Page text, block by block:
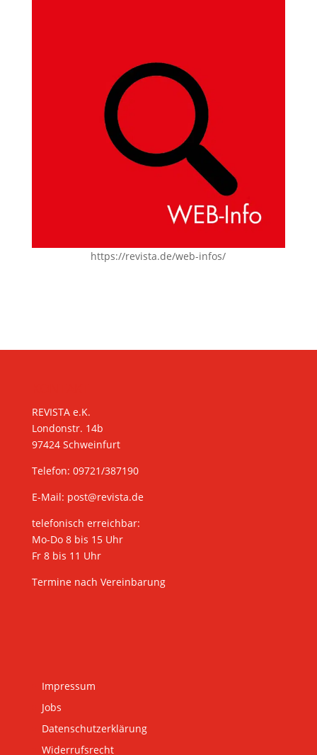
https://revista.de/web-infos/
REVISTA e.K.
Londonstr. 14b
97424 Schweinfurt
Telefon: 09721/387190
E-Mail: post@revista.de
telefonisch erreichbar:
Mo-Do 8 bis 15 Uhr
Fr 8 bis 11 Uhr
Termine nach Vereinbarung
Impressum
Jobs
Datenschutzerklärung
Widerrufsrecht